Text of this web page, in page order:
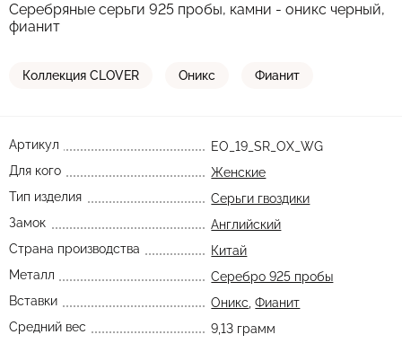
Серебряные серьги 925 пробы, камни - оникс черный,
фианит
Коллекция CLOVER Оникс Фианит
Артикул
EO_19_SR_OX_WG
Для кого
Женские
Тип изделия
Серьги гвоздики
Замок
Английский
Страна производства
Китай
Металл
Серебро 925 пробы
Вставки
Оникс ,Фианит
Средний вес
9,13 грамм